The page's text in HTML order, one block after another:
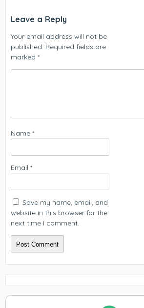
Leave a Reply
Your email address will not be
published. Required fields are
marked*
Name*
Email*
Save my name, email, and
website in this browser for the
next time I comment.